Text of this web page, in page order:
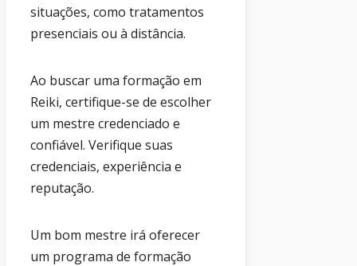
situações, como tratamentos
presenciais ou à distância.
Ao buscar uma formação em
Reiki, certifique-se de escolher
um mestre credenciado e
confiável. Verifique suas
credenciais, experiência e
reputação.
Um bom mestre irá oferecer
um programa de formação